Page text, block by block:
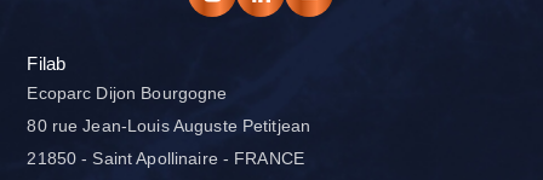
Filab
Ecoparc Dijon Bourgogne
80 rue Jean-Louis Auguste Petitjean
21850 - Saint Apollinaire - FRANCE